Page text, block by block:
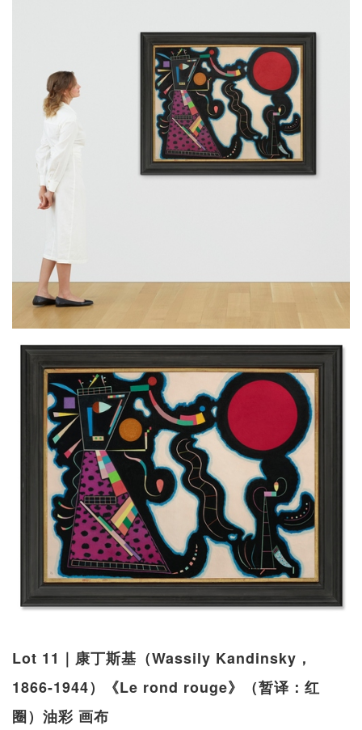
Lot 11｜康丁斯基（Wassily Kandinsky，
1866-1944）《Le rond rouge》（暂译：红
圈）油彩 画布